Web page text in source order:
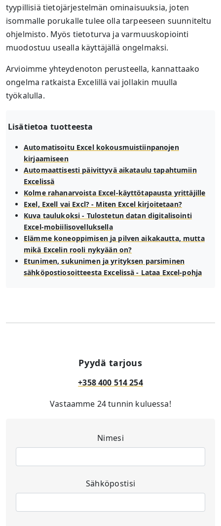
tyypillisiä tietojärjestelmän ominaisuuksia, joten
isommalle porukalle tulee olla tarpeeseen suunniteltu
ohjelmisto. Myös tietoturva ja varmuuskopiointi
muodostuu usealla käyttäjällä ongelmaksi.
Arvioimme yhteydenoton perusteella, kannattaako
ongelma ratkaista Excelillä vai jollakin muulla
työkalulla.
Lisätietoa tuotteesta
Automatisoitu Excel kokousmuistiinpanojen
kirjaamiseen
Automaattisesti päivittyvä aikataulu tapahtumiin
Excelissä
Kolme rahanarvoista Excel-käyttötapausta yrittäjille
Exel, Exell vai Excl? - Miten Excel kirjoitetaan?
Kuva taulukoksi - Tulostetun datan digitalisointi
Excel-mobiilisovelluksella
Elämme koneoppimisen ja pilven aikakautta, mutta
mikä Excelin rooli nykyään on?
Etunimen, sukunimen ja yrityksen parsiminen
sähköpostiosoitteesta Excelissä - Lataa Excel-pohja
Pyydä tarjous
+358 400 514 254
Vastaamme 24 tunnin kuluessa!
Nimesi
Sähköpostisi